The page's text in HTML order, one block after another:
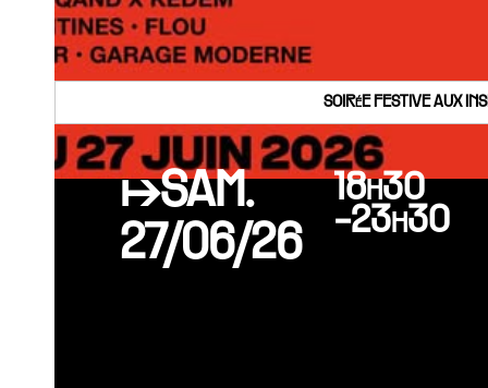
SOIRéE FESTIVE AUX
↦SAM.
27/06/26
18h30
-23h30